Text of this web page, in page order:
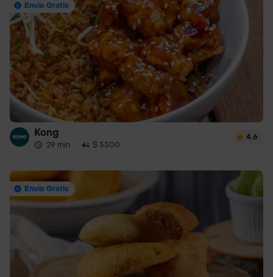
Envío Gratis
Kong
29 min · $ 5500
4.6
Envío Gratis